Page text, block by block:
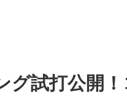
グ試打公開！